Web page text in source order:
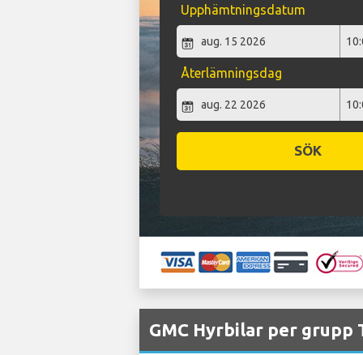
Upphämtningsdatum
Återlämningsdag
SÖK
GMC Hyrbilar per grupp